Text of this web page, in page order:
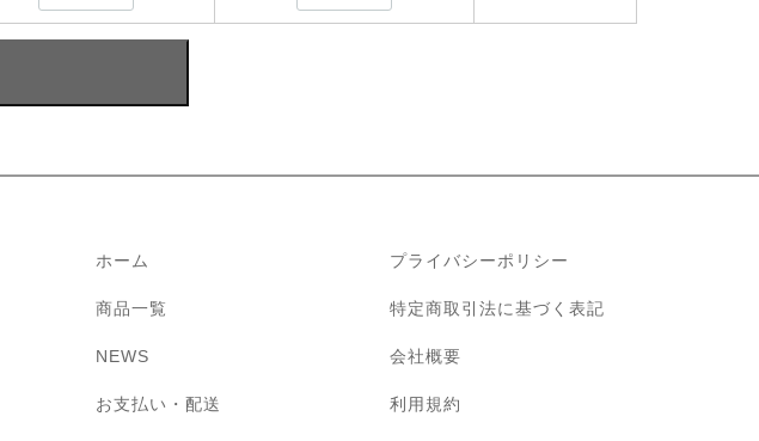
ホーム
商品一覧
NEWS
お支払い・配送
プライバシーポリシー
特定商取引法に基づく表記
会社概要
利用規約